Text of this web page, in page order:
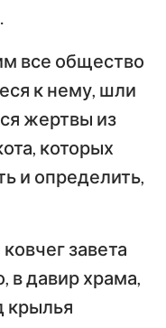
все общество
к нему, шли
жертвы из
которых
и определить,
завета
в давир храма,
крылья